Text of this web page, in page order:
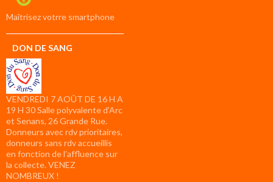
compte
Maîtrisez votrre smartphone
DON DE SANG
VENDREDI 7 AOÛT DE 16 H A
19 H 30 Salle polyvalente d’Arc
et Senans, 26 Grande Rue.
Donneurs avec rdv prioritaires,
donneurs sans rdv accueillis
en fonction de l’affluence sur
la collecte. VENEZ
NOMBREUX !